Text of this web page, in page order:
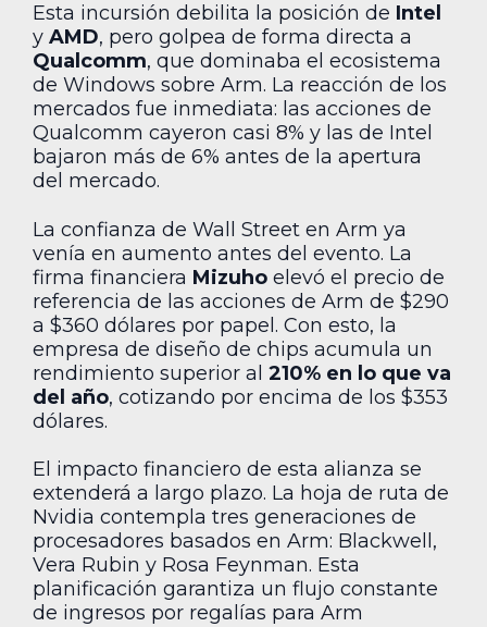
Esta incursión debilita la posición de Intel
y AMD, pero golpea de forma directa a
Qualcomm, que dominaba el ecosistema
de Windows sobre Arm. La reacción de los
mercados fue inmediata: las acciones de
Qualcomm cayeron casi 8% y las de Intel
bajaron más de 6% antes de la apertura
del mercado.
La confianza de Wall Street en Arm ya
venía en aumento antes del evento. La
firma financiera Mizuho elevó el precio de
referencia de las acciones de Arm de $290
a $360 dólares por papel. Con esto, la
empresa de diseño de chips acumula un
rendimiento superior al 210% en lo que va
del año, cotizando por encima de los $353
dólares.
El impacto financiero de esta alianza se
extenderá a largo plazo. La hoja de ruta de
Nvidia contempla tres generaciones de
procesadores basados en Arm: Blackwell,
Vera Rubin y Rosa Feynman. Esta
planificación garantiza un flujo constante
de ingresos por regalías para Arm